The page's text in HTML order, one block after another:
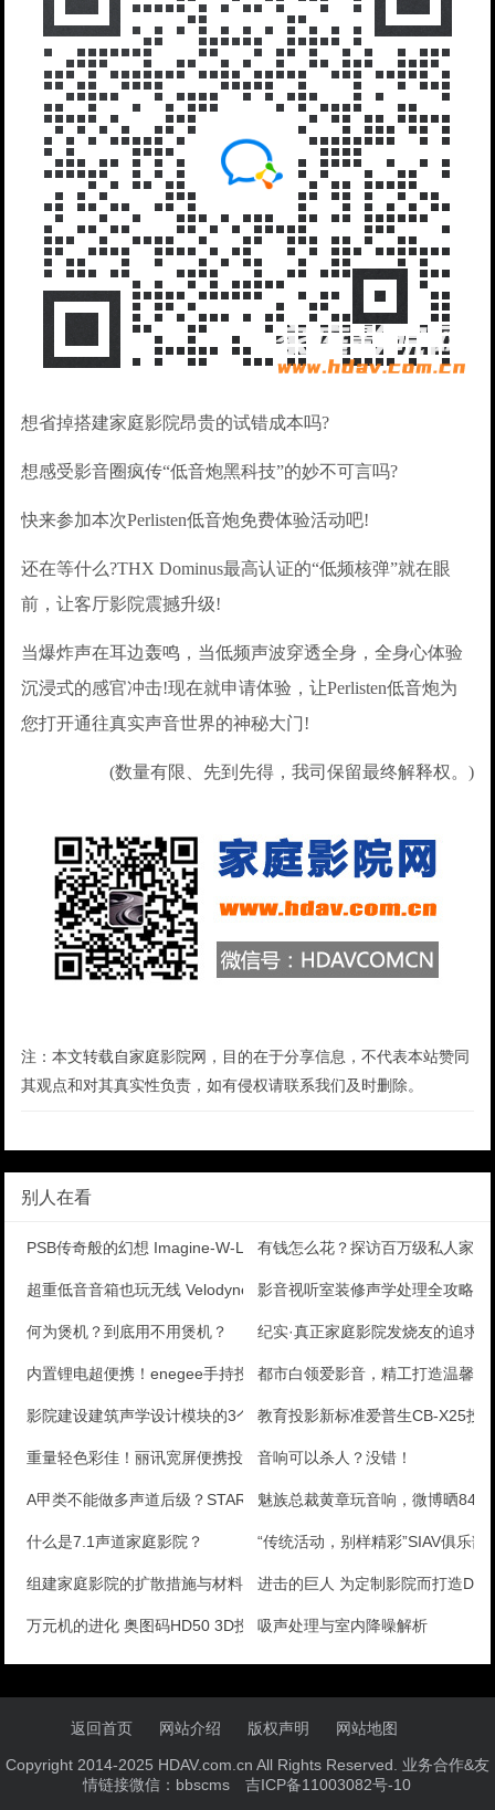
想省掉搭建家庭影院昂贵的试错成本吗?
想感受影音圈疯传“低音炮黑科技”的妙不可言吗?
快来参加本次Perlisten低音炮免费体验活动吧!
还在等什么?THX Dominus最高认证的“低频核弹”就在眼
前，让客厅影院震撼升级!
当爆炸声在耳边轰鸣，当低频声波穿透全身，全身心体验
沉浸式的感官冲击!现在就申请体验，让Perlisten低音炮为
您打开通往真实声音世界的神秘大门!
(数量有限、先到先得，我司保留最终解释权。)
注：本文转载自家庭影院网，目的在于分享信息，不代表本站赞同
其观点和对其真实性负责，如有侵权请联系我们及时删除。
别人在看
PSB传奇般的幻想 Imagine-W-LCR2入墙有钱怎么花？探访百万级私人家庭
超重低音音箱也玩无线 Velodyne Wi-Q12影音视听室装修声学处理全攻略
何为煲机？到底用不用煲机？ 纪实·真正家庭影院发烧友的追求
内置锂电超便携！enegee手持投影试玩都市白领爱影音，精工打造温馨的
影院建设建筑声学设计模块的3个隔声点及5大降噪注意问
教育投影新标准爱普生CB-X25投
重量轻色彩佳！丽讯宽屏便携投影评测音响可以杀人？没错！
A甲类不能做多声道后级？STARKE A7测评魅族总裁黄章玩音响，微博晒846
什么是7.1声道家庭影院？ “传统活动，别样精彩”SIAV俱乐
组建家庭影院的扩散措施与材料分析进击的巨人 为定制影院而打造
万元机的进化 奥图码HD50 3D投影机首测吸声处理与室内降噪解析
返回首页 网站介绍 版权声明 网站地图
Copyright 2014-2025 HDAV.com.cn All Rights Reserved. 业务合作&友
情链接微信：bbscms吉ICP备11003082号-10